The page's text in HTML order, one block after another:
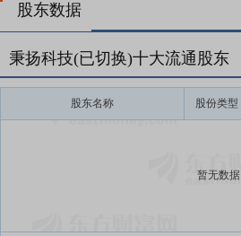
股东数据
秉扬科技(已切换)十大流通股东
股东名称 股份类型
暂无数据